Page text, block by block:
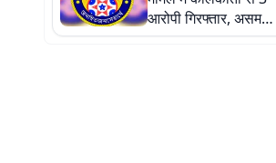
आरोपी गिरफ्तार, असम
STF ने कोलकाता ने की